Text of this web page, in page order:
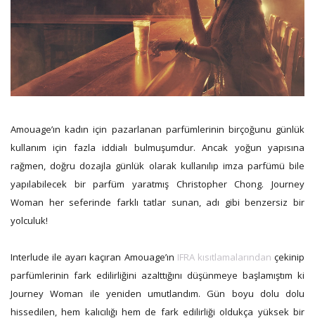
Amouage’ın kadın için pazarlanan parfümlerinin birçoğunu günlük
kullanım için fazla iddialı bulmuşumdur. Ancak yoğun yapısına
rağmen, doğru dozajla günlük olarak kullanılıp imza parfümü bile
yapılabilecek bir parfüm yaratmış Christopher Chong. Journey
Woman her seferinde farklı tatlar sunan, adı gibi benzersiz bir
yolculuk!
Interlude ile ayarı kaçıran Amouage’ın IFRA kısıtlamalarından çekinip
parfümlerinin fark edilirliğini azalttığını düşünmeye başlamıştım ki
Journey Woman ile yeniden umutlandım. Gün boyu dolu dolu
hissedilen, hem kalıcılığı hem de fark edilirliği oldukça yüksek bir